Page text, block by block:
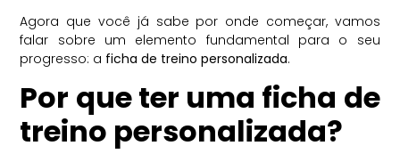
Agora que você já sabe por onde começar, vamos
falar sobre um elemento fundamental para o seu
progresso: a ficha de treino personalizada.
Por que ter uma ficha de
treino personalizada?